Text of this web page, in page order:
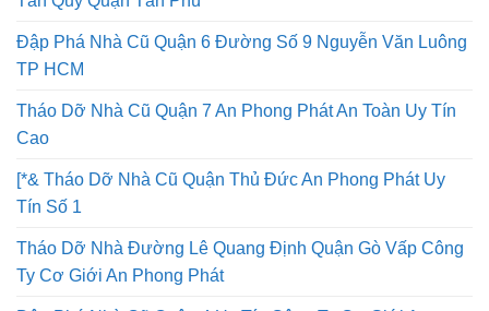
Tân Quý Quận Tân Phú
Đập Phá Nhà Cũ Quận 6 Đường Số 9 Nguyễn Văn Luông
TP HCM
Tháo Dỡ Nhà Cũ Quận 7 An Phong Phát An Toàn Uy Tín
Cao
[*& Tháo Dỡ Nhà Cũ Quận Thủ Đức An Phong Phát Uy
Tín Số 1
Tháo Dỡ Nhà Đường Lê Quang Định Quận Gò Vấp Công
Ty Cơ Giới An Phong Phát